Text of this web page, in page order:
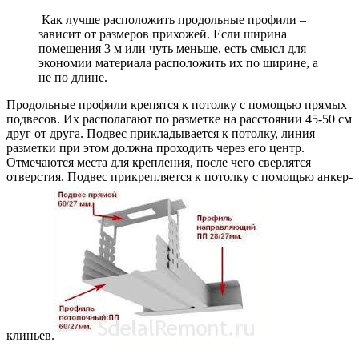
Как лучше расположить продольные профили –
зависит от размеров прихожей. Если ширина
помещения 3 м или чуть меньше, есть смысл для
экономии материала расположить их по ширине, а
не по длине.
Продольные профили крепятся к потолку с помощью прямых
подвесов. Их располагают по разметке на расстоянии 45-50 см
друг от друга. Подвес прикладывается к потолку, линия
разметки при этом должна проходить через его центр.
Отмечаются места для крепления, после чего сверлятся
отверстия. Подвес прикрепляется к потолку с помощью анкер-
клиньев.